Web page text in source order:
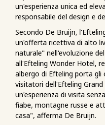
un'esperienza unica ed
responsabile del design e
Secondo De Bruijn,
un'offerta ricettiva di alto
naturale" nell'evoluzione
all'Efteling Wonder Hotel,
albergo di Efteling porta
visitatori dell'Efteling
un'esperienza di visita
fiabe, montagne russe e
casa", afferma De Bruijn.